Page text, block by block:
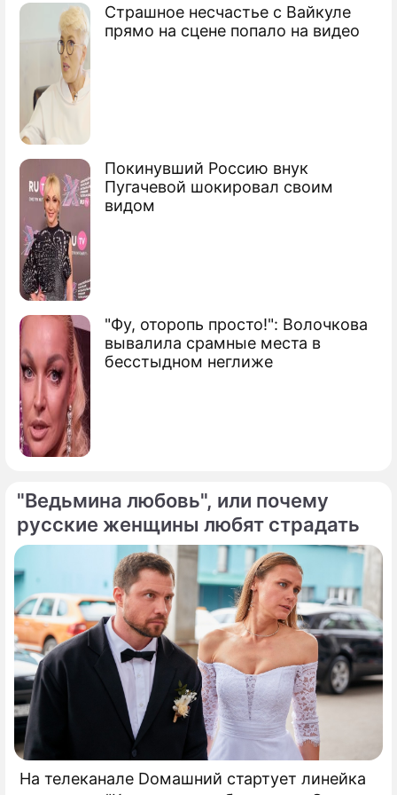
Страшное несчастье с Вайкуле
прямо на сцене попало на видео
Покинувший Россию внук
Пугачевой шокировал своим
видом
"Фу, оторопь просто!": Волочкова
вывалила срамные места в
бесстыдном неглиже
"Ведьмина любовь", или почему
русские женщины любят страдать
На телеканале Dомашний стартует линейка